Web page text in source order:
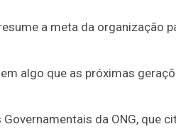
a meta da organização
algo que as próximas
da ONG, que